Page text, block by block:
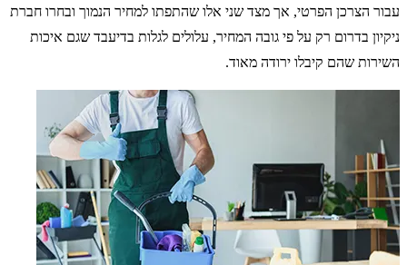
עבור הצרכן הפרטי, אך מצד שני אלו שהתפתו למחיר הנמוך ובחרו חברת
ניקיון בדרום רק על פי גובה המחיר, עלולים לגלות בדיעבד שגם איכות
השירות שהם קיבלו ירודה מאוד.